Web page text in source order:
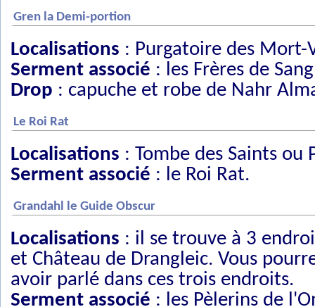
Gren la Demi-portion
Localisations : Purgatoire des Mort-
Serment associé : les Frères de Sang
Drop : capuche et robe de Nahr
Le Roi Rat
Localisations : Tombe des Saints ou
Serment associé : le Roi Rat.
Grandahl le Guide Obscur
Localisations : il se trouve à 3
et Château de Drangleic. Vous
avoir parlé dans ces trois endroits.
Serment associé : les Pèlerins de